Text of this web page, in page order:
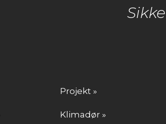
Projekt »
Klimadør »